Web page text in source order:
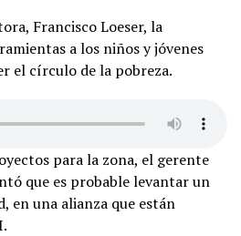
Francisco Loeser, la
a los niños y jóvenes
el círculo de la pobreza.
para la zona, el gerente
que es probable levantar un
una alianza que están